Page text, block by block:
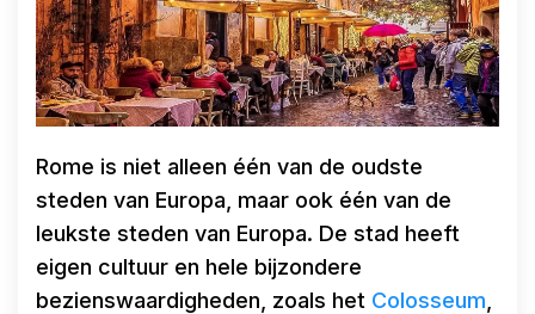
Rome is niet alleen één van de oudste
steden van Europa, maar ook één van de
leukste steden van Europa. De stad heeft
eigen cultuur en hele bijzondere
bezienswaardigheden, zoals het Colosseum